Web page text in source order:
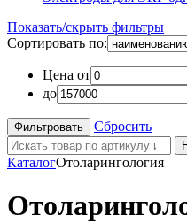
Показать/скрыть фильтры
Сортировать по:
Цена от
до
Сбросить
КаталогОтоларингология